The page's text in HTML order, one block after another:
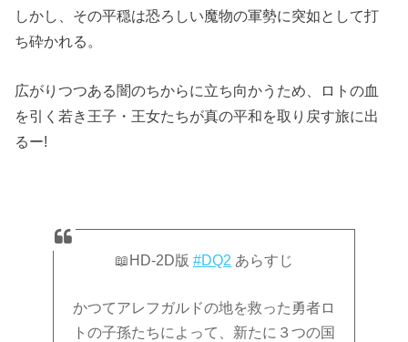
しかし、その平穏は恐ろしい魔物の軍勢に突如として打
ち砕かれる。
広がりつつある闇のちからに立ち向かうため、ロトの血
を引く若き王子・王女たちが真の平和を取り戻す旅に出
るー!
📖HD-2D版 #DQ2 あらすじ
かつてアレフガルドの地を救った勇者ロ
トの子孫たちによって、新たに３つの国